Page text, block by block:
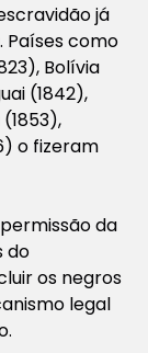
já
Países como
Bolívia
(1842),
o fizeram
da
do
os negros
legal